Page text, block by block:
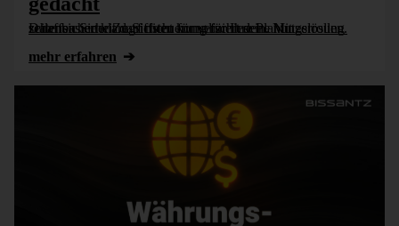
Datensicherheit darf nicht kompliziert sein. Mit zeilenbasierter Zugriffsteuerung für Ihre Planungslösung schaffen Sie klare Sichten für verschiedene Nutzerrollen.
mehr erfahren